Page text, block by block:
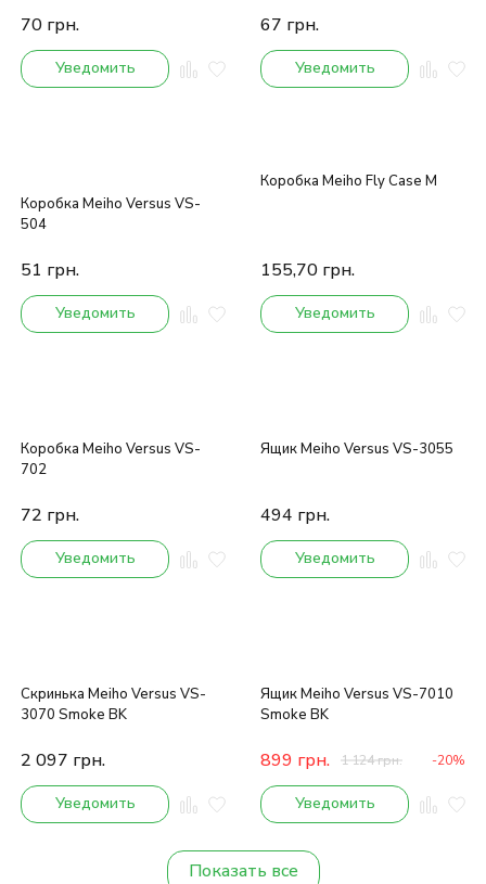
70 грн.
Уведомить
67 грн.
Уведомить
Коробка Meiho Versus VS-
504
51 грн.
Уведомить
Коробка Meiho Fly Case M
155,70 грн.
Уведомить
Коробка Meiho Versus VS-
702
72 грн.
Уведомить
Ящик Meiho Versus VS-3055
494 грн.
Уведомить
Скринька Meiho Versus VS-
3070 Smoke BK
2 097 грн.
Уведомить
Ящик Meiho Versus VS-7010
Smoke BK
899 грн. 1 124грн. -20%
Уведомить
Показать все